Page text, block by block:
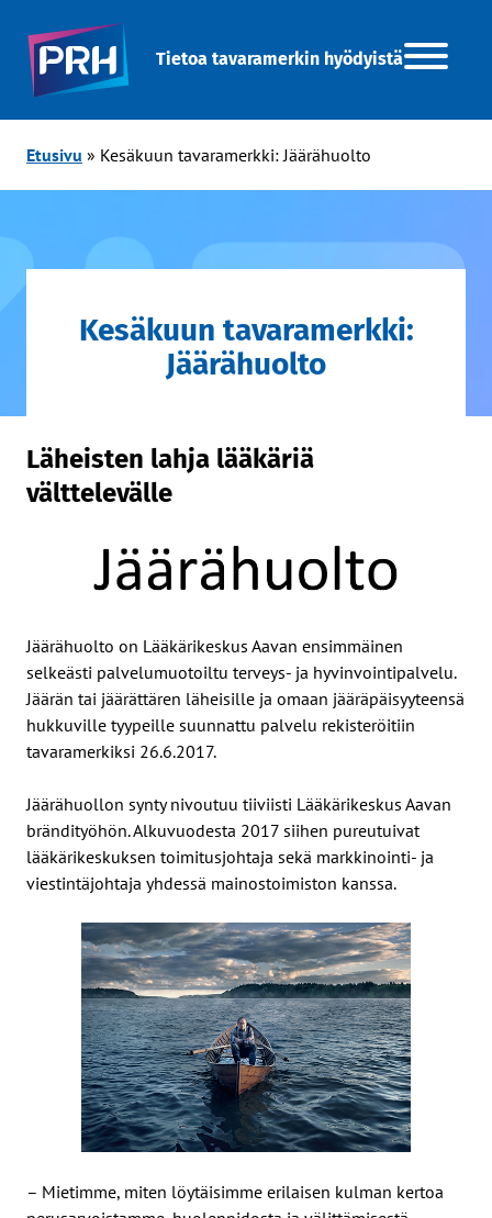
Tietoa tavaramerkin hyödyistä
Etusivu » Kesäkuun tavaramerkki: Jäärähuolto
Kesäkuun tavaramerkki:
Jäärähuolto
Läheisten lahja lääkäriä
välttelevälle
Jäärähuolto on Lääkärikeskus Aavan ensimmäinen
selkeästi palvelumuotoiltu terveys- ja hyvinvointipalvelu.
Jäärän tai jäärättären läheisille ja omaan jääräpäisyyteensä
hukkuville tyypeille suunnattu palvelu rekisteröitiin
tavaramerkiksi 26.6.2017.
Jäärähuollon synty nivoutuu tiiviisti Lääkärikeskus Aavan
brändityöhön. Alkuvuodesta 2017 siihen pureutuivat
lääkärikeskuksen toimitusjohtaja sekä markkinointi- ja
viestintäjohtaja yhdessä mainostoimiston kanssa.
– Mietimme, miten löytäisimme erilaisen kulman kertoa